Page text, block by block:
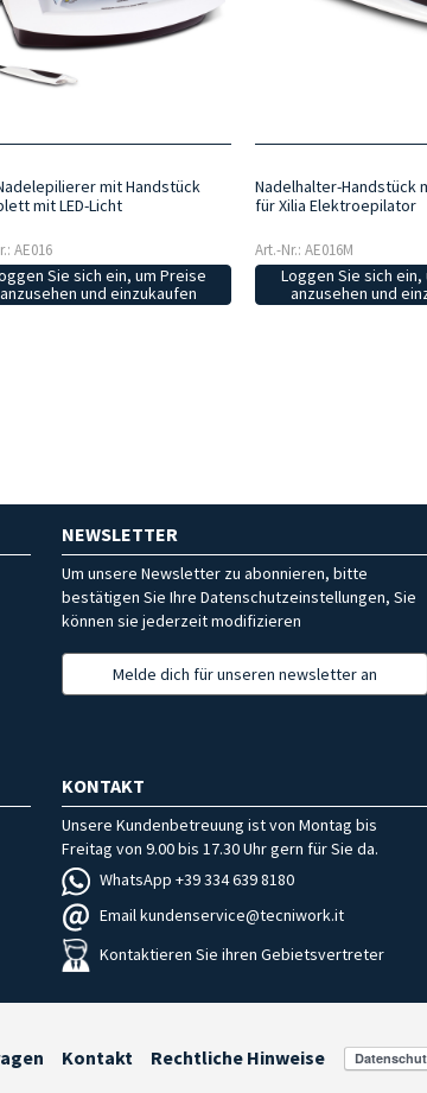
mit Handstück
mit LED-Licht
AE016
Sie sich ein, um Preise
anzusehen und einzukaufen
Nadelhalter-Handstück
für Xilia Elektroepilator
Art.-Nr.: AE016M
Loggen Sie sich ein,
anzusehen und
NEWSLETTER
Um unsere Newsletter zu abonnieren, bitte
bestätigen Sie Ihre Datenschutzeinstellungen, Sie
können sie jederzeit modifizieren
Melde dich für unseren newsletter an
KONTAKT
Unsere Kundenbetreuung ist von Montag bis
Freitag von 9.00 bis 17.30 Uhr gern für Sie da.
WhatsApp +39 334 639 8180
Email kundenservice@tecniwork.it
Kontaktieren Sie ihren Gebietsvertreter
Kontakt Rechtliche Hinweise